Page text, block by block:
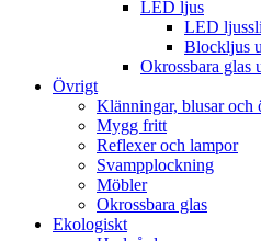
LED ljus
LED
Blockljus
Okrossbara glas
Övrigt
Klänningar, blusar och
Mygg fritt
Reflexer och lampor
Svampplockning
Möbler
Okrossbara glas
Ekologiskt